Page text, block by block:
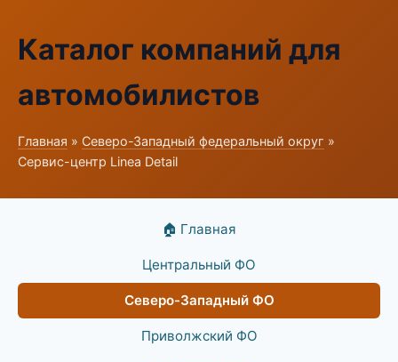
Каталог компаний для
автомобилистов
Главная » Северо-Западный федеральный округ »
Сервис-центр Linea Detail
🏠 Главная
Центральный ФО
Северо-Западный ФО
Приволжский ФО